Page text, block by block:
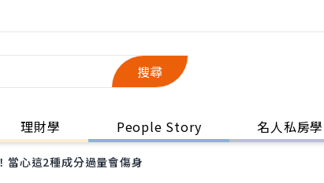
搜尋
理財學 People Story 名人私房學
當心這2種成分過量會傷身